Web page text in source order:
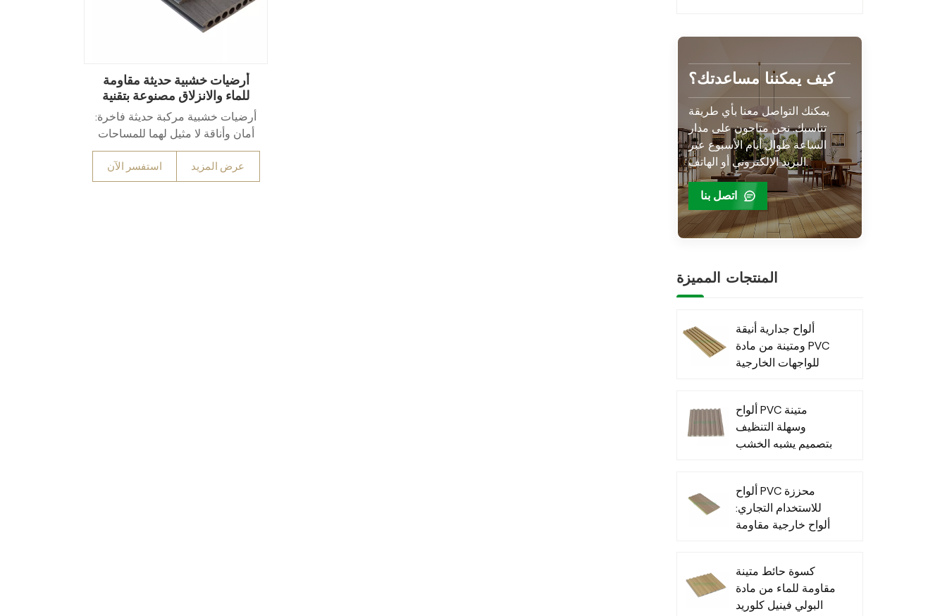
أرضيات خشبية حديثة مقاومة
للماء والانزلاق مصنوعة بتقنية
البثق المشترك من مادة WPC
للحدائق الخارجية
أرضيات خشبية مركبة حديثة فاخرة:
أمان وأناقة لا مثيل لهما للمساحات
الخارجيةارتقِ بتجربة معيشتك في
الهواء الطلق مع منتجاتناأرضيات
خشبية حديثة مركبة من الخشب
استفسر الآن عرض المزيد
كيف يمكننا مساعدتك؟
يمكنك التواصل معنا بأي طريقة
تناسبك. نحن متاحون على مدار
الساعة طوال أيام الأسبوع عبر
البريد الإلكتروني أو الهاتف.
اتصل بنا
المنتجات المميزة
ألواح جدارية أنيقة
ومتينة من مادة PVC
للواجهات الخارجية
ألواح PVC متينة
وسهلة التنظيف
بتصميم يشبه الخشب
ألواح PVC محززة
للاستخدام التجاري:
ألواح خارجية مقاومة
كسوة حائط متينة
مقاومة للماء من مادة
البولي فينيل كلوريد